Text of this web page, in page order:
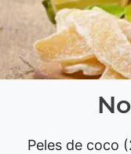
Peles de coco